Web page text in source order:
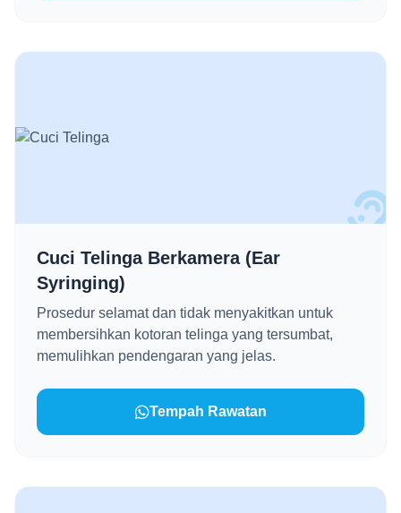
Cuci Telinga Berkamera (Ear
Syringing)
Prosedur selamat dan tidak menyakitkan untuk
membersihkan kotoran telinga yang tersumbat,
memulihkan pendengaran yang jelas.
Tempah Rawatan